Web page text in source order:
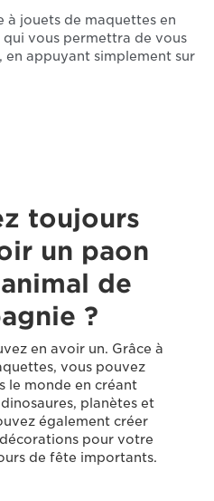
à jouets de maquettes en
vous permettra de vous
en appuyant simplement sur
toujours
un paon
de
?
en avoir un. Grâce à
vous pouvez
le monde en créant
planètes et
également créer
pour votre
de fête importants.